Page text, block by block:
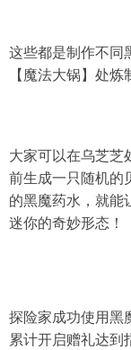
这些都是制作不同
【魔法大锅】处炼
大家可以在乌芝芝
前生成一只随机的
的黑魔药水，就能
迷你的奇妙形态！
探险家成功使用黑
累计开启赠礼达到